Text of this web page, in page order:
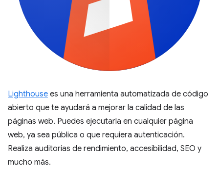
Lighthouse es una herramienta automatizada de código
abierto que te ayudará a mejorar la calidad de las
páginas web. Puedes ejecutarla en cualquier página
web, ya sea pública o que requiera autenticación.
Realiza auditorías de rendimiento, accesibilidad, SEO y
mucho más.